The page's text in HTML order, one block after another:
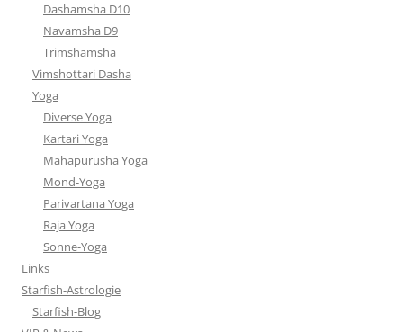
Dashamsha D10
Navamsha D9
Trimshamsha
Vimshottari Dasha
Yoga
Diverse Yoga
Kartari Yoga
Mahapurusha Yoga
Mond-Yoga
Parivartana Yoga
Raja Yoga
Sonne-Yoga
Links
Starfish-Astrologie
Starfish-Blog